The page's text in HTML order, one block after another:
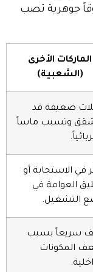
جوهرية تصب
الماركات الأخرى
(الشعبية)
ضعيفة قد
وتسبب ماساً
في الاستجابة أو
العوامة في
التشغيل.
سريعاً بسبب
المكونات